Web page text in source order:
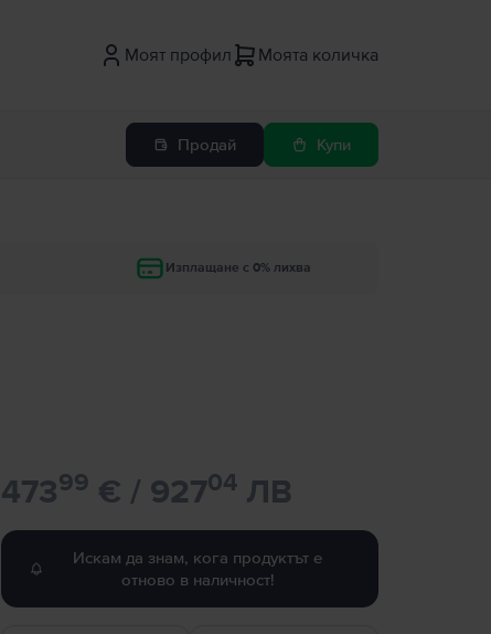
Моят профил Моята количка
Продай Купи
Изплащане с 0% лихва
47399 € / 92704ЛВ
Искам да знам, кога продуктът е
отново в наличност!